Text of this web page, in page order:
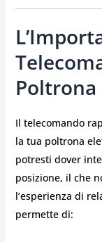
Poltrona
Il telecomando
la tua poltrona
potresti dover
posizione, il che
l’esperienza di
permette di: